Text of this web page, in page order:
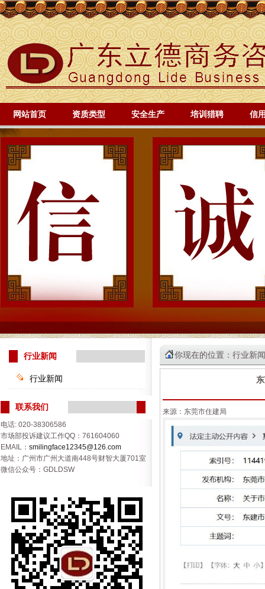
网站首页 资质类型 安全生产 培训猎聘 信
行业新闻
行业新闻
联系我们
电话: 020-38306586
市场部投诉建议工作QQ：761604060
EMAIL： smilingface12345@126.com
地址：广州市广州大道南448号财智大厦701室
微信公众号：GDLDSW
你现在的位置：行业新闻
来源：东莞市住建局